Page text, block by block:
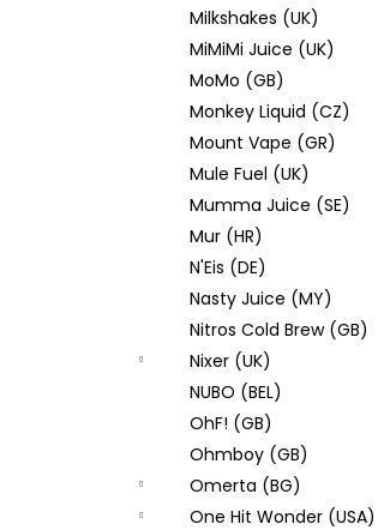
Milkshakes (UK)
MiMiMi Juice (UK)
MoMo (GB)
Monkey Liquid (CZ)
Mount Vape (GR)
Mule Fuel (UK)
Mumma Juice (SE)
Mur (HR)
N'Eis (DE)
Nasty Juice (MY)
Nitros Cold Brew (GB)
Nixer (UK)
NUBO (BEL)
OhF! (GB)
Ohmboy (GB)
Omerta (BG)
One Hit Wonder (USA)